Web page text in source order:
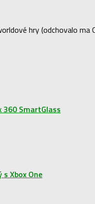
hry (odchovalo
360 SmartGlass
Xbox One